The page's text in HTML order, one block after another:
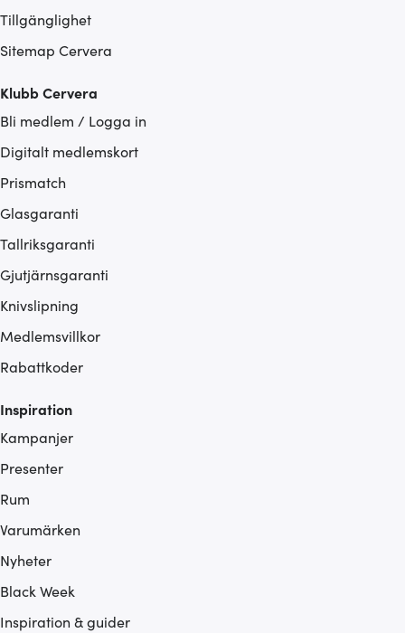
Tillgänglighet
Sitemap Cervera
Klubb Cervera
Bli medlem / Logga in
Digitalt medlemskort
Prismatch
Glasgaranti
Tallriksgaranti
Gjutjärnsgaranti
Knivslipning
Medlemsvillkor
Rabattkoder
Inspiration
Kampanjer
Presenter
Rum
Varumärken
Nyheter
Black Week
Inspiration & guider